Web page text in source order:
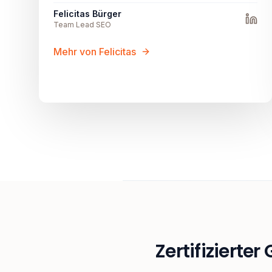
Felicitas Bürger
Team Lead SEO
Mehr von Felicitas
Zertifizierter